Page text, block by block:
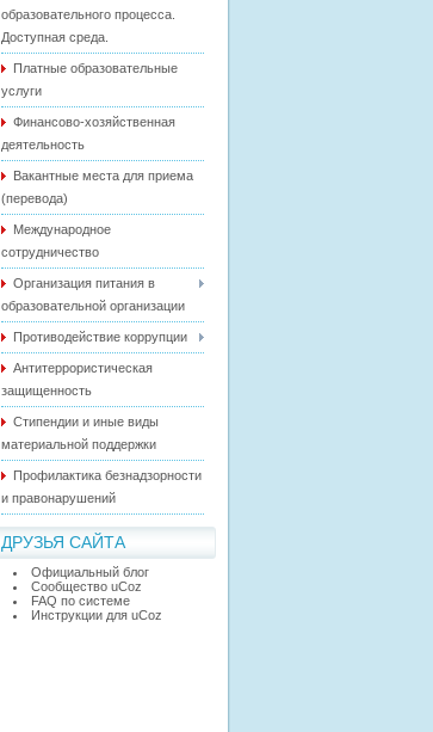
образовательного процесса.
Доступная среда.
Платные образовательные
услуги
Финансово-хозяйственная
деятельность
Вакантные места для приема
(перевода)
Международное
сотрудничество
Организация питания в
образовательной организации
Противодействие коррупции
Антитеррористическая
защищенность
Стипендии и иные виды
материальной поддержки
Профилактика безнадзорности
и правонарушений
ДРУЗЬЯ САЙТА
Официальный блог
Сообщество uCoz
FAQ по системе
Инструкции для uCoz